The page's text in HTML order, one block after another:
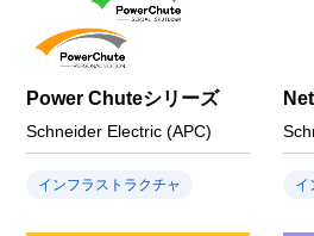
Power Chuteシリーズ
Schneider Electric (APC)
インフラストラクチャ イ